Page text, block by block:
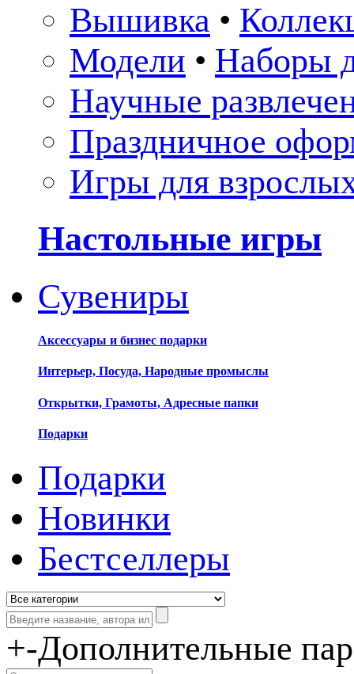
Вышивка •
Модели • Наборы
Научные
Праздничное
Игры для
Настольные игры
Сувениры
Аксессуары и бизнес подарки
Интерьер, Посуда, Народные промыслы
Открытки, Грамоты, Адресные папки
Подарки
Подарки
Новинки
Бестселлеры
+-Дополнительные